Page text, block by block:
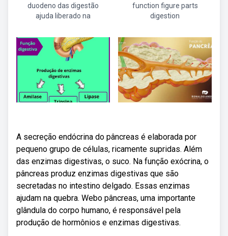
duodeno das digestão
ajuda liberado na
function figure parts
digestion
A secreção endócrina do pâncreas é elaborada por
pequeno grupo de células, ricamente supridas. Além
das enzimas digestivas, o suco. Na função exócrina, o
pâncreas produz enzimas digestivas que são
secretadas no intestino delgado. Essas enzimas
ajudam na quebra. Webo pâncreas, uma importante
glândula do corpo humano, é responsável pela
produção de hormônios e enzimas digestivas.